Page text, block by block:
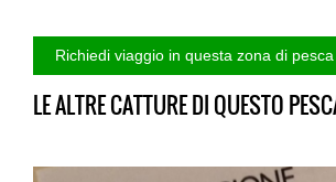
LE ALTRE CATTURE DI QUESTO